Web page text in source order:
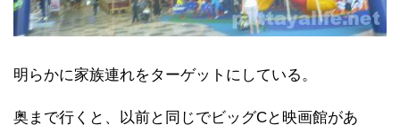
明らかに家族連れをターゲットにしている。
奥まで行くと、以前と同じでビッグCと映画館があ